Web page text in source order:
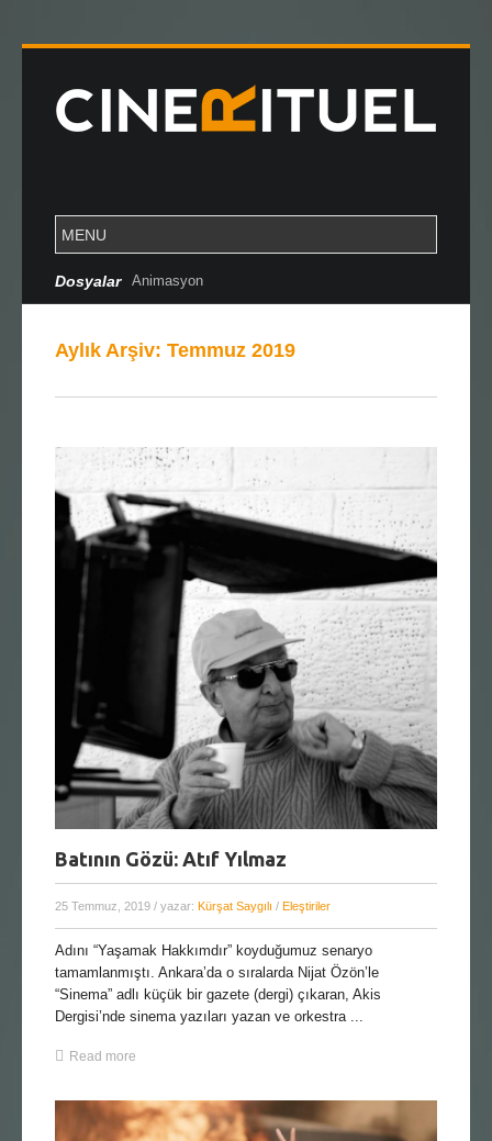
Dosyalar Cannes Özel Dosya
Aylık Arşiv: Temmuz 2019
Batının Gözü: Atıf Yılmaz
25 Temmuz, 2019 / yazar: Kürşat Saygılı / Eleştiriler
Adını “Yaşamak Hakkımdır” koyduğumuz senaryo
tamamlanmıştı. Ankara’da o sıralarda Nijat Özön’le
“Sinema” adlı küçük bir gazete (dergi) çıkaran, Akis
Dergisi’nde sinema yazıları yazan ve orkestra ...
Read more